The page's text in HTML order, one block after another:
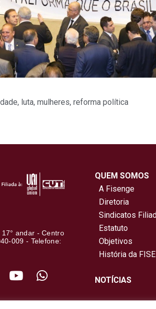
, luta, mulheres, reforma política
andar - Centro
009 - Telefone:
QUEM SOMOS
A Fisenge
Diretoria
Sindicatos
Estatuto
Objetivos
História da
NOTÍCIAS